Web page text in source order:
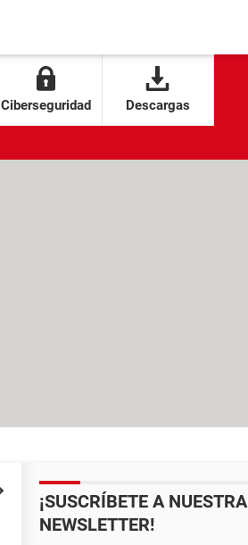
Ciberseguridad Descargas
¡SUSCRÍBETE A NUESTRA
NEWSLETTER!